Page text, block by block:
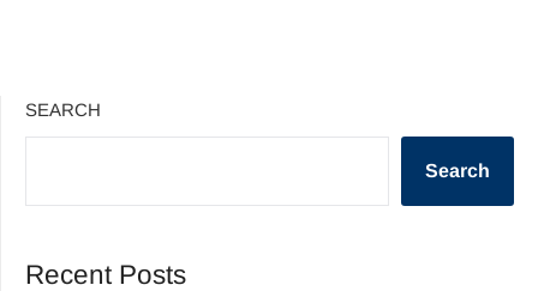
SEARCH
Search
Recent Posts